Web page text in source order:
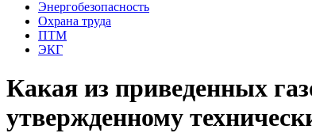
Энергобезопасность
Охрана труда
ПТМ
ЭКГ
Какая из приведенных
утвержденному